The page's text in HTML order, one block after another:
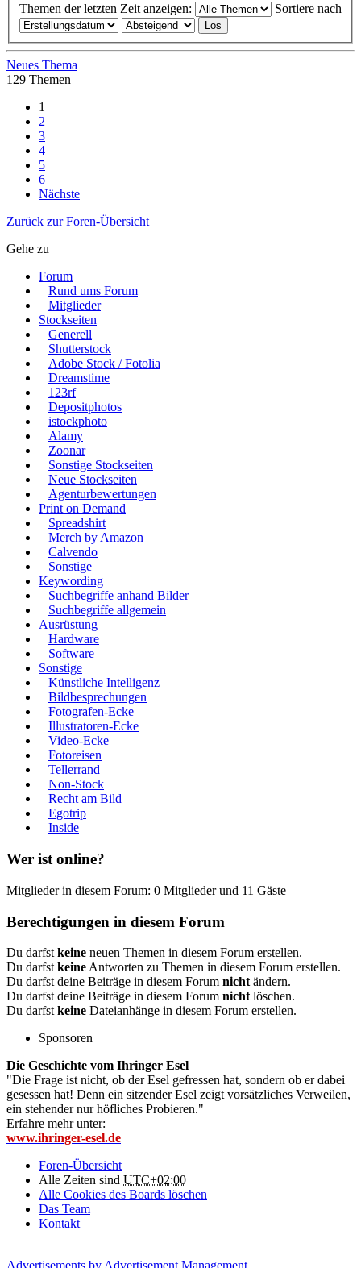
Themen der letzten Zeit anzeigen: Sortiere nach
Neues Thema
129 Themen
1
2
3
4
5
6
Nächste
Zurück zur Foren-Übersicht
Gehe zu
Forum
Rund ums Forum
Mitglieder
Stockseiten
Generell
Shutterstock
Adobe Stock / Fotolia
Dreamstime
123rf
Depositphotos
istockphoto
Alamy
Zoonar
Sonstige Stockseiten
Neue Stockseiten
Agenturbewertungen
Print on Demand
Spreadshirt
Merch by Amazon
Calvendo
Sonstige
Keywording
Suchbegriffe anhand Bilder
Suchbegriffe allgemein
Ausrüstung
Hardware
Software
Sonstige
Künstliche Intelligenz
Bildbesprechungen
Fotografen-Ecke
Illustratoren-Ecke
Video-Ecke
Fotoreisen
Tellerrand
Non-Stock
Recht am Bild
Egotrip
Inside
Wer ist online?
Mitglieder in diesem Forum: 0 Mitglieder und 11 Gäste
Berechtigungen in diesem Forum
Du darfst keine neuen Themen in diesem Forum erstellen.
Du darfst keine Antworten zu Themen in diesem Forum erstellen.
Du darfst deine Beiträge in diesem Forum nicht ändern.
Du darfst deine Beiträge in diesem Forum nicht löschen.
Du darfst keine Dateianhänge in diesem Forum erstellen.
Sponsoren
Die Geschichte vom Ihringer Esel
"Die Frage ist nicht, ob der Esel gefressen hat, sondern ob er dabei
gesessen hat! Denn ein sitzender Esel zeigt vorsätzliches Verweilen,
ein stehender nur höfliches Probieren."
Erfahre mehr unter:
www.ihringer-esel.de
Foren-Übersicht
Alle Zeiten sind UTC+02:00
Alle Cookies des Boards löschen
Das Team
Kontakt